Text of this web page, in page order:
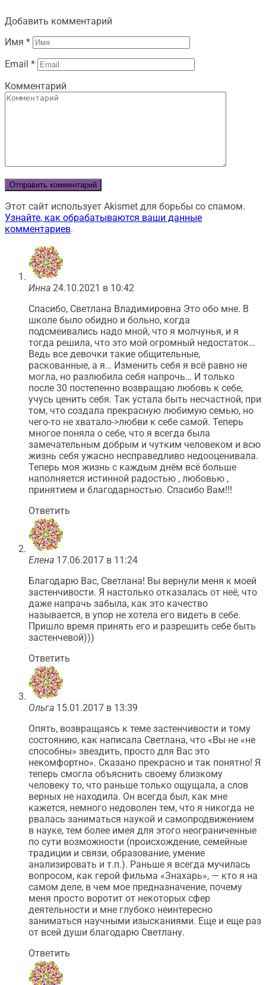
Добавить комментарий
Имя *
Email *
Комментарий
Этот сайт использует Akismet для борьбы со спамом.
Узнайте, как обрабатываются ваши данные
комментариев.
Инна 24.10.2021 в 10:42
Спасибо, Светлана Владимировна Это обо мне. В
школе было обидно и больно, когда
подсмеивались надо мной, что я молчунья, и я
тогда решила, что это мой огромный недостаток…
Ведь все девочки такие общительные,
раскованные, а я… Изменить себя я всё равно не
могла, но разлюбила себя напрочь… И только
после 30 постепенно возвращаю любовь к себе,
учусь ценить себя. Так устала быть несчастной, при
том, что создала прекрасную любимую семью, но
чего-то не хватало->любви к себе самой. Теперь
многое поняла о себе, что я всегда была
замечательным добрым и чутким человеком и всю
жизнь себя ужасно несправедливо недооценивала.
Теперь моя жизнь с каждым днём всё больше
наполняется истинной радостью , любовью ,
принятием и благодарностью. Спасибо Вам!!!
Ответить
Елена 17.06.2017 в 11:24
Благодарю Вас, Светлана! Вы вернули меня к моей
застенчивости. Я настолько отказалась от неё, что
даже напрачь забыла, как это качество
называется, в упор не хотела его видеть в себе.
Пришло время принять его и разрешить себе быть
застенчевой)))
Ответить
Ольга 15.01.2017 в 13:39
Опять, возвращаясь к теме застенчивости и тому
состоянию, как написала Светлана, что «Вы не «не
способны» звездить, просто для Вас это
некомфортно». Сказано прекрасно и так понятно! Я
теперь смогла объяснить своему близкому
человеку то, что раньше только ощущала, а слов
верных не находила. Он всегда был, как мне
кажется, немного недоволен тем, что я никогда не
рвалась заниматься наукой и самопродвижением
в науке, тем более имея для этого неограниченные
по сути возможности (происхождение, семейные
традиции и связи, образование, умение
анализировать и т.п.). Раньше я всегда мучилась
вопросом, как герой фильма «Знахарь», — кто я на
самом деле, в чем мое предназначение, почему
меня просто воротит от некоторых сфер
деятельности и мне глубоко неинтересно
заниматься научными изысканиями. Еще и еще раз
от всей души благодарю Светлану.
Ответить